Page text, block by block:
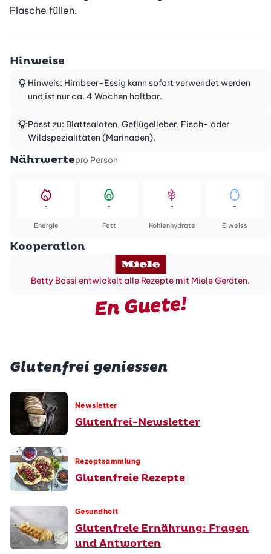
Flasche füllen.
Hinweise
Hinweis: Himbeer-Essig kann sofort verwendet werden
und ist nur ca. 4 Wochen haltbar.
Passt zu: Blattsalaten, Geflügelleber, Fisch- oder
Wildspezialitäten (Marinaden).
Nährwertepro Person
Energie
-
Fett
-
Kohlenhydrate
-
Eiweiss
-
Kooperation
Betty Bossi entwickelt alle Rezepte mit Miele Geräten.
En Guete!
Glutenfrei geniessen
Newsletter
Glutenfrei-Newsletter
Rezeptsammlung
Glutenfreie Rezepte
Gesundheit
Glutenfreie Ernährung: Fragen
und Antworten